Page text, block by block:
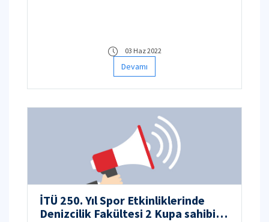
03 Haz 2022
Devamı
İTÜ 250. Yıl Spor Etkinliklerinde
Denizcilik Fakültesi 2 Kupa sahibi